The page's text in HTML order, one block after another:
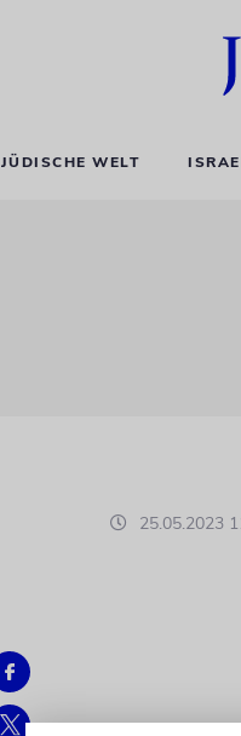
JÜDISCHE WELT
25.05.2023